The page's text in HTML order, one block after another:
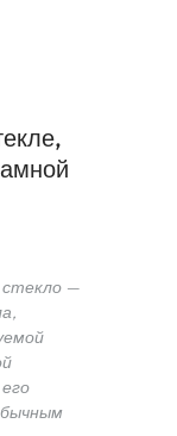
стекло —